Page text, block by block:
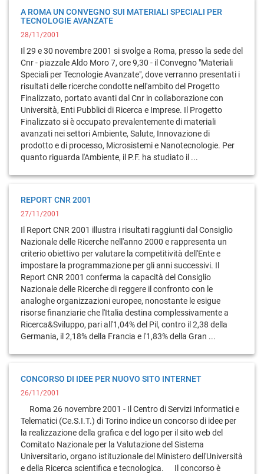
A ROMA UN CONVEGNO SUI MATERIALI SPECIALI PER
TECNOLOGIE AVANZATE
28/11/2001
Il 29 e 30 novembre 2001 si svolge a Roma, presso la sede del
Cnr - piazzale Aldo Moro 7, ore 9,30 - il Convegno "Materiali
Speciali per Tecnologie Avanzate", dove verranno presentati i
risultati delle ricerche condotte nell'ambito del Progetto
Finalizzato, portato avanti dal Cnr in collaborazione con
Università, Enti Pubblici di Ricerca e Imprese. Il Progetto
Finalizzato si è occupato prevalentemente di materiali
avanzati nei settori Ambiente, Salute, Innovazione di
prodotto e di processo, Microsistemi e Nanotecnologie. Per
quanto riguarda l'Ambiente, il P.F. ha studiato il ...
REPORT CNR 2001
27/11/2001
Il Report CNR 2001 illustra i risultati raggiunti dal Consiglio
Nazionale delle Ricerche nell'anno 2000 e rappresenta un
criterio obiettivo per valutare la competitività dell'Ente e
impostare la programmazione per gli anni successivi. Il
Report CNR 2001 conferma la capacità del Consiglio
Nazionale delle Ricerche di reggere il confronto con le
analoghe organizzazioni europee, nonostante le esigue
risorse finanziarie che l'Italia destina complessivamente a
Ricerca&Sviluppo, pari all'1,04% del Pil, contro il 2,38 della
Germania, il 2,18% della Francia e l'1,83% della Gran ...
CONCORSO DI IDEE PER NUOVO SITO INTERNET
26/11/2001
Roma 26 novembre 2001 - Il Centro di Servizi Informatici e
Telematici (Ce.S.I.T.) di Torino indice un concorso di idee per
la realizzazione della grafica e del logo per il sito web del
Comitato Nazionale per la Valutazione del Sistema
Universitario, organo istituzionale del Ministero dell'Università
e della Ricerca scientifica e tecnologica. Il concorso è